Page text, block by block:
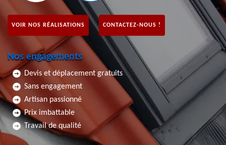
VOIR NOS RÉALISATIONS CONTACTEZ-NOUS !
Nos engagements
Devis et déplacement gratuits
Sans engagement
Artisan passionné
Prix imbattable
Travail de qualité